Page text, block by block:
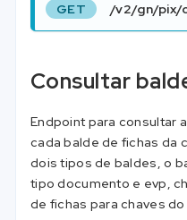
GET /v2/gn/pix/
Consultar
Endpoint para consultar
cada balde de fichas da
dois tipos de baldes, o
tipo documento e evp,
de fichas para chaves